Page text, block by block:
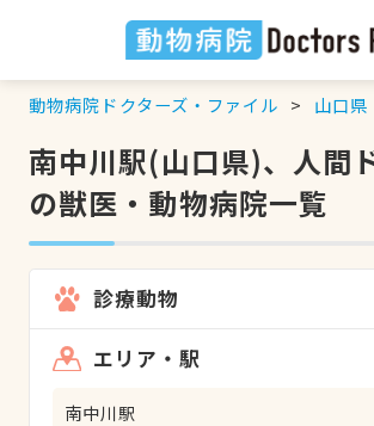
動物病院ドクターズ・ファイル 山口県
南中川駅(山口県)、人間
の獣医・動物病院一覧
診療動物
エリア・駅
南中川駅